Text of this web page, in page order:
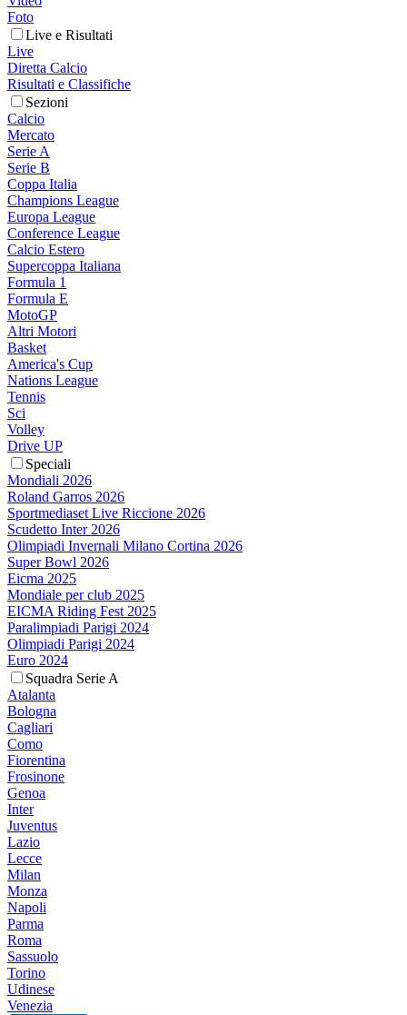
Foto
Live e Risultati
Live
Diretta Calcio
Risultati e Classifiche
Sezioni
Calcio
Mercato
Serie A
Serie B
Coppa Italia
Champions League
Europa League
Conference League
Calcio Estero
Supercoppa Italiana
Formula 1
Formula E
MotoGP
Altri Motori
Basket
America's Cup
Nations League
Tennis
Sci
Volley
Drive UP
Speciali
Mondiali 2026
Roland Garros 2026
Sportmediaset Live Riccione 2026
Scudetto Inter 2026
Olimpiadi Invernali Milano Cortina 2026
Super Bowl 2026
Eicma 2025
Mondiale per club 2025
EICMA Riding Fest 2025
Paralimpiadi Parigi 2024
Olimpiadi Parigi 2024
Euro 2024
Squadra Serie A
Atalanta
Bologna
Cagliari
Como
Fiorentina
Frosinone
Genoa
Inter
Juventus
Lazio
Lecce
Milan
Monza
Napoli
Parma
Roma
Sassuolo
Torino
Udinese
Venezia